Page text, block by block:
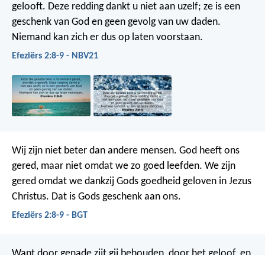
gelooft. Deze redding dankt u niet aan uzelf; ze is een
geschenk van God en geen gevolg van uw daden.
Niemand kan zich er dus op laten voorstaan.
Efeziërs 2:8-9 - NBV21
Wij zijn niet beter dan andere mensen. God heeft ons
gered, maar niet omdat we zo goed leefden. We zijn
gered omdat we dankzij Gods goedheid geloven in Jezus
Christus. Dat is Gods geschenk aan ons.
Efeziërs 2:8-9 - BGT